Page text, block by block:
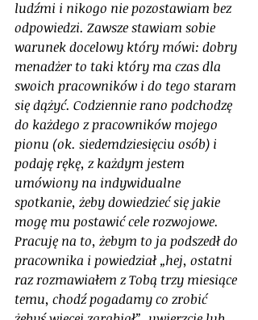
ludźmi i nikogo nie pozostawiam bez
odpowiedzi. Zawsze stawiam sobie
warunek docelowy który mówi: dobry
menadżer to taki który ma czas dla
swoich pracowników i do tego staram
się dążyć. Codziennie rano podchodzę
do każdego z pracowników mojego
pionu (ok. siedemdziesięciu osób) i
podaję rękę, z każdym jestem
umówiony na indywidualne
spotkanie, żeby dowiedzieć się jakie
mogę mu postawić cele rozwojowe.
Pracuję na to, żebym to ja podszedł do
pracownika i powiedział „hej, ostatni
raz rozmawiałem z Tobą trzy miesiące
temu, chodź pogadamy co zrobić